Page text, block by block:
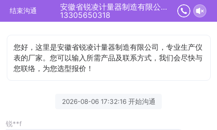
结束沟通
安徽省锐凌计量器制造有限公司正在为您服务
13305650318
您好，这里是安徽省锐凌计量器制造有限公司，专业生产仪
表的厂家。您可以输入所需产品及联系方式，我们会尽快与
您联络，为您选型报价！
2026-08-06 17:32:16 开始沟通
锐**f